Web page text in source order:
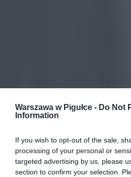
Warszawa w Pigułce - Do Not
Information
If you wish to opt-out of the sale,
processing of your personal or
targeted advertising by us, please
section to confirm your selection.